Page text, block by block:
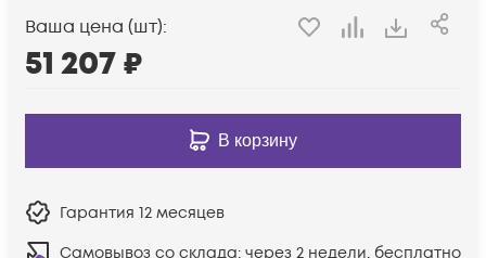
Ваша цена (шт):
51 207₽
В корзину
Гарантия 12 месяцев
Самовывоз со склада: через 2 недели, бесплатно